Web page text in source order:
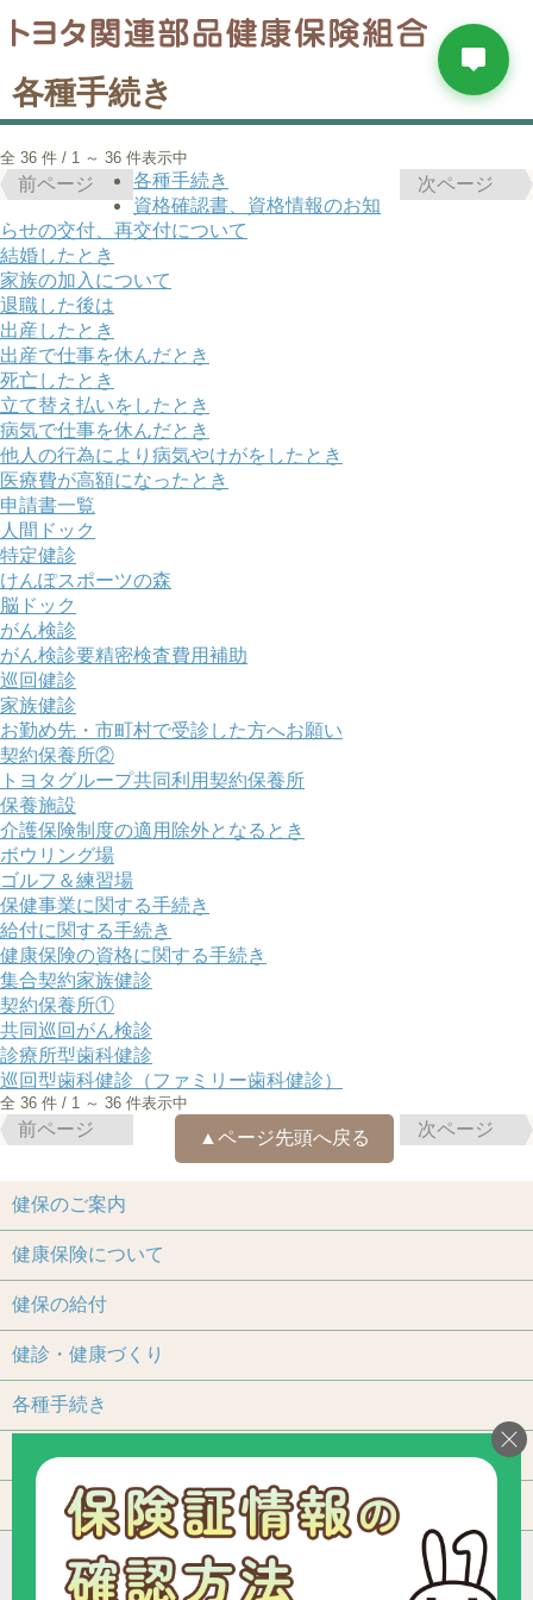
各種手続き
全 36 件 / 1 ～ 36 件表示中
次ページ
前ページ
各種手続き
資格確認書、資格情報のお知
らせの交付、再交付について
結婚したとき
家族の加入について
退職した後は
出産したとき
出産で仕事を休んだとき
死亡したとき
立て替え払いをしたとき
病気で仕事を休んだとき
他人の行為により病気やけがをしたとき
医療費が高額になったとき
申請書一覧
人間ドック
特定健診
けんぽスポーツの森
脳ドック
がん検診
がん検診要精密検査費用補助
巡回健診
家族健診
お勤め先・市町村で受診した方へお願い
契約保養所②
トヨタグループ共同利用契約保養所
保養施設
介護保険制度の適用除外となるとき
ボウリング場
ゴルフ＆練習場
保健事業に関する手続き
給付に関する手続き
健康保険の資格に関する手続き
集合契約家族健診
契約保養所①
共同巡回がん検診
診療所型歯科健診
巡回型歯科健診（ファミリー歯科健診）
全 36 件 / 1 ～ 36 件表示中
次ページ
前ページ ▲ページ先頭へ戻る
健保のご案内
健康保険について
健保の給付
健診・健康づくり
各種手続き
保養施設
よくあるご質問
アクセス
個人情報保護について
加入事業所一覧
リンク 組合カレンダー